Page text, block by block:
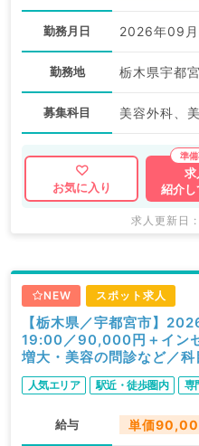
勤務月日 2026年09月
勤務地 栃木県宇都
募集科目 美容外科、
お気に入り
求
紹介し
求人更新日
NEW スポット求人
【栃木県／宇都宮市】
19:00／90,000円＋イン
増大・美容の問診など／科
人気エリア 駅近・徒歩圏内 専
給与 単価